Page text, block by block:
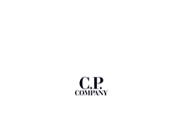
S'ABONNER
Rejoins notre communauté et
contenus exclusifs, des avant-
offres spéciales. Pour toi, 10 % de